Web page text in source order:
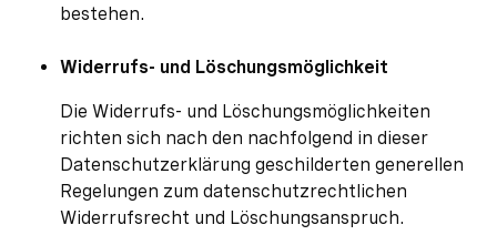
bestehen.
Widerrufs- und Löschungsmöglichkeit
Die Widerrufs- und Löschungsmöglichkeiten
richten sich nach den nachfolgend in dieser
Datenschutzerklärung geschilderten generellen
Regelungen zum datenschutzrechtlichen
Widerrufsrecht und Löschungsanspruch.